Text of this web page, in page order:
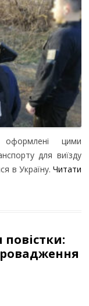
цими
для виїзду
в Україну. Читати